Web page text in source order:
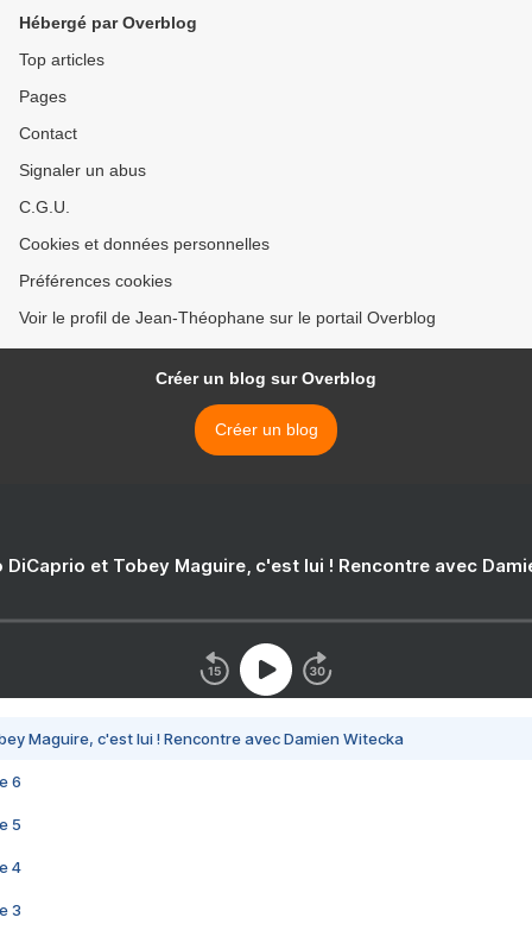
Hébergé par Overblog
Top articles
Pages
Contact
Signaler un abus
C.G.U.
Cookies et données personnelles
Préférences cookies
Voir le profil de Jean-Théophane sur le portail Overblog
Créer un blog sur Overblog
Créer un blog
DiCaprio et Tobey Maguire, c'est lui ! Rencontre avec
Maguire, c'est lui ! Rencontre avec Damien Witecka
6
5
4
3